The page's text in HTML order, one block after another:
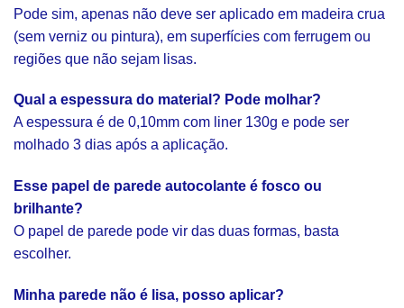
Pode sim, apenas não deve ser aplicado em madeira crua
(sem verniz ou pintura), em superfícies com ferrugem ou
regiões que não sejam lisas.
Qual a espessura do material? Pode molhar?
A espessura é de 0,10mm com liner 130g e pode ser
molhado 3 dias após a aplicação.
Esse papel de parede autocolante é fosco ou
brilhante?
O papel de parede pode vir das duas formas, basta
escolher.
Minha parede não é lisa, posso aplicar?